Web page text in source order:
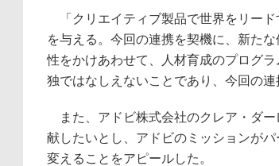
「クリエイティブ製品で世界をリー
を与える。今回の連携を契機に、新た
性をかけあわせて、人材育成のプログ
独ではなしえないことであり、今回の
また、アドビ株式会社のクレア・ダ
献したいとし、アドビのミッションが
変えることをアピールした。